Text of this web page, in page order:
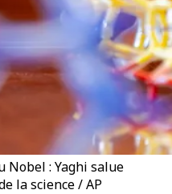
Nobel : Yaghi salue
la science / AP